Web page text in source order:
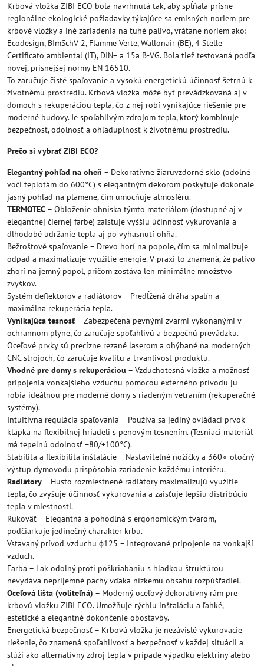
Krbová vložka ZIBI ECO bola navrhnutá tak, aby spĺňala prísne
regionálne ekologické požiadavky týkajúce sa emisných noriem pre
krbové vložky a iné zariadenia na tuhé palivo, vrátane noriem ako:
Ecodesign, BImSchV 2, Flamme Verte, Wallonair (BE), 4 Stelle
Certificato ambiental (IT), DIN+ a 15a B-VG. Bola tiež testovaná podľa
novej, prísnejšej normy EN 16510.
To zaručuje čisté spaľovanie a vysokú energetickú účinnosť šetrnú k
životnému prostrediu. Krbová vložka môže byť prevádzkovaná aj v
domoch s rekuperáciou tepla, čo z nej robí vynikajúce riešenie pre
moderné budovy. Je spoľahlivým zdrojom tepla, ktorý kombinuje
bezpečnosť, odolnosť a ohľaduplnosť k životnému prostrediu.
Prečo si vybrať ZIBI ECO?
Elegantný pohľad na oheň – Dekoratívne žiaruvzdorné sklo (odolné
voči teplotám do 600°C) s elegantným dekorom poskytuje dokonale
jasný pohľad na plamene, čím umocňuje atmosféru.
TERMOTEC – Obloženie ohniska týmto materiálom (dostupné aj v
elegantnej čiernej farbe) zaisťuje vyššiu účinnosť vykurovania a
dlhodobé udržanie tepla aj po vyhasnutí ohňa.
Bežroštové spaľovanie – Drevo horí na popole, čím sa minimalizuje
odpad a maximalizuje využitie energie. V praxi to znamená, že palivo
zhorí na jemný popol, pričom zostáva len minimálne množstvo
zvyškov.
Systém deflektorov a radiátorov – Predĺžená dráha spalín a
maximálna rekuperácia tepla.
Vynikajúca tesnosť– Zabezpečená pevnými zvarmi vykonanými v
ochrannom plyne, čo zaručuje spoľahlivú a bezpečnú prevádzku.
Oceľové prvky sú precízne rezané laserom a ohýbané na moderných
CNC strojoch, čo zaručuje kvalitu a trvanlivosť produktu.
Vhodné pre domy s rekuperáciou – Vzduchotesná vložka a možnosť
pripojenia vonkajšieho vzduchu pomocou externého prívodu ju
robia ideálnou pre moderné domy s riadeným vetraním (rekuperačné
systémy).
Intuitívna regulácia spaľovania – Používa sa jediný ovládací prvok –
klapka na flexibilnej hriadeli s penovým tesnením. (Tesniaci materiál
má tepelnú odolnosť −80/+100°C).
Stabilita a flexibilita inštalácie – Nastaviteľné nožičky a 360∘ otočný
výstup dymovodu prispôsobia zariadenie každému interiéru.
Radiátory – Husto rozmiestnené radiátory maximalizujú využitie
tepla, čo zvyšuje účinnosť vykurovania a zaisťuje lepšiu distribúciu
tepla v miestnosti.
Rukoväť – Elegantná a pohodlná s ergonomickým tvarom,
podčiarkuje jedinečný charakter krbu.
Vstavaný prívod vzduchu ϕ125 – Integrované pripojenie na vonkajší
vzduch.
Farba – Lak odolný proti poškriabaniu s hladkou štruktúrou
nevydáva nepríjemné pachy vďaka nízkemu obsahu rozpúšťadiel.
Oceľová lišta (voliteľná) – Moderný oceľový dekoratívny rám pre
krbovú vložku ZIBI ECO. Umožňuje rýchlu inštaláciu a ľahké,
estetické a elegantné dokončenie obostavby.
Energetická bezpečnosť – Krbová vložka je nezávislé vykurovacie
riešenie, čo znamená spoľahlivosť a bezpečnosť v každej situácii a
slúži ako alternatívny zdroj tepla v prípade výpadku elektriny alebo